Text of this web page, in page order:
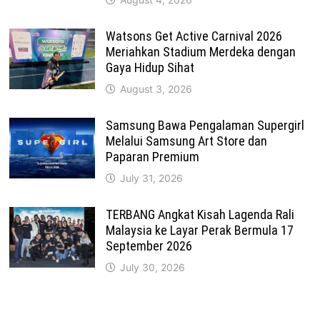
Watsons Get Active Carnival 2026
Meriahkan Stadium Merdeka dengan
Gaya Hidup Sihat
August 3, 2026
Samsung Bawa Pengalaman Supergirl
Melalui Samsung Art Store dan
Paparan Premium
July 31, 2026
TERBANG Angkat Kisah Lagenda Rali
Malaysia ke Layar Perak Bermula 17
September 2026
July 30, 2026